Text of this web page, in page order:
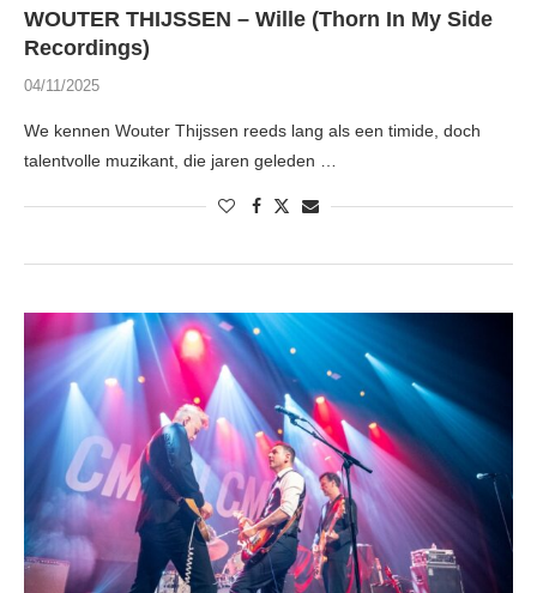
WOUTER THIJSSEN – Wille (Thorn In My Side
Recordings)
04/11/2025
We kennen Wouter Thijssen reeds lang als een timide, doch
talentvolle muzikant, die jaren geleden …